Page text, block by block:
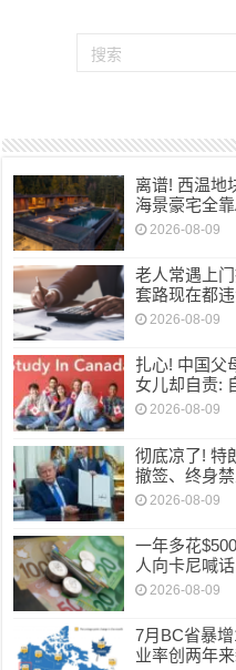
离谱! 西温地
海景豪宅全
2026-08-09
老人常遇上
套路现在都违
2026-08-09
扎心! 中国父
女儿却自责:
2026-08-09
彻底凉了! 特
撤签、终身
2026-08-09
一年多花
人向卡尼喊
2026-08-09
7月BC省暴
业率创两年来